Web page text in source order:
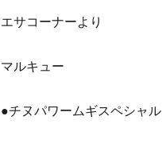
エサコーナーより
マルキュー
●チヌパワームギスペシャル